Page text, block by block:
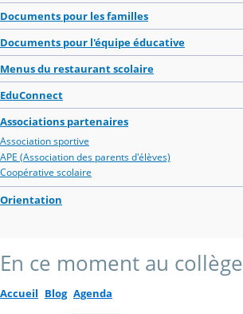
Documents pour les familles
Documents pour l'équipe éducative
Menus du restaurant scolaire
EduConnect
Associations partenaires
Association sportive
APE (Association des parents d'élèves)
Coopérative scolaire
Orientation
En ce moment au collège
Accueil Blog Agenda